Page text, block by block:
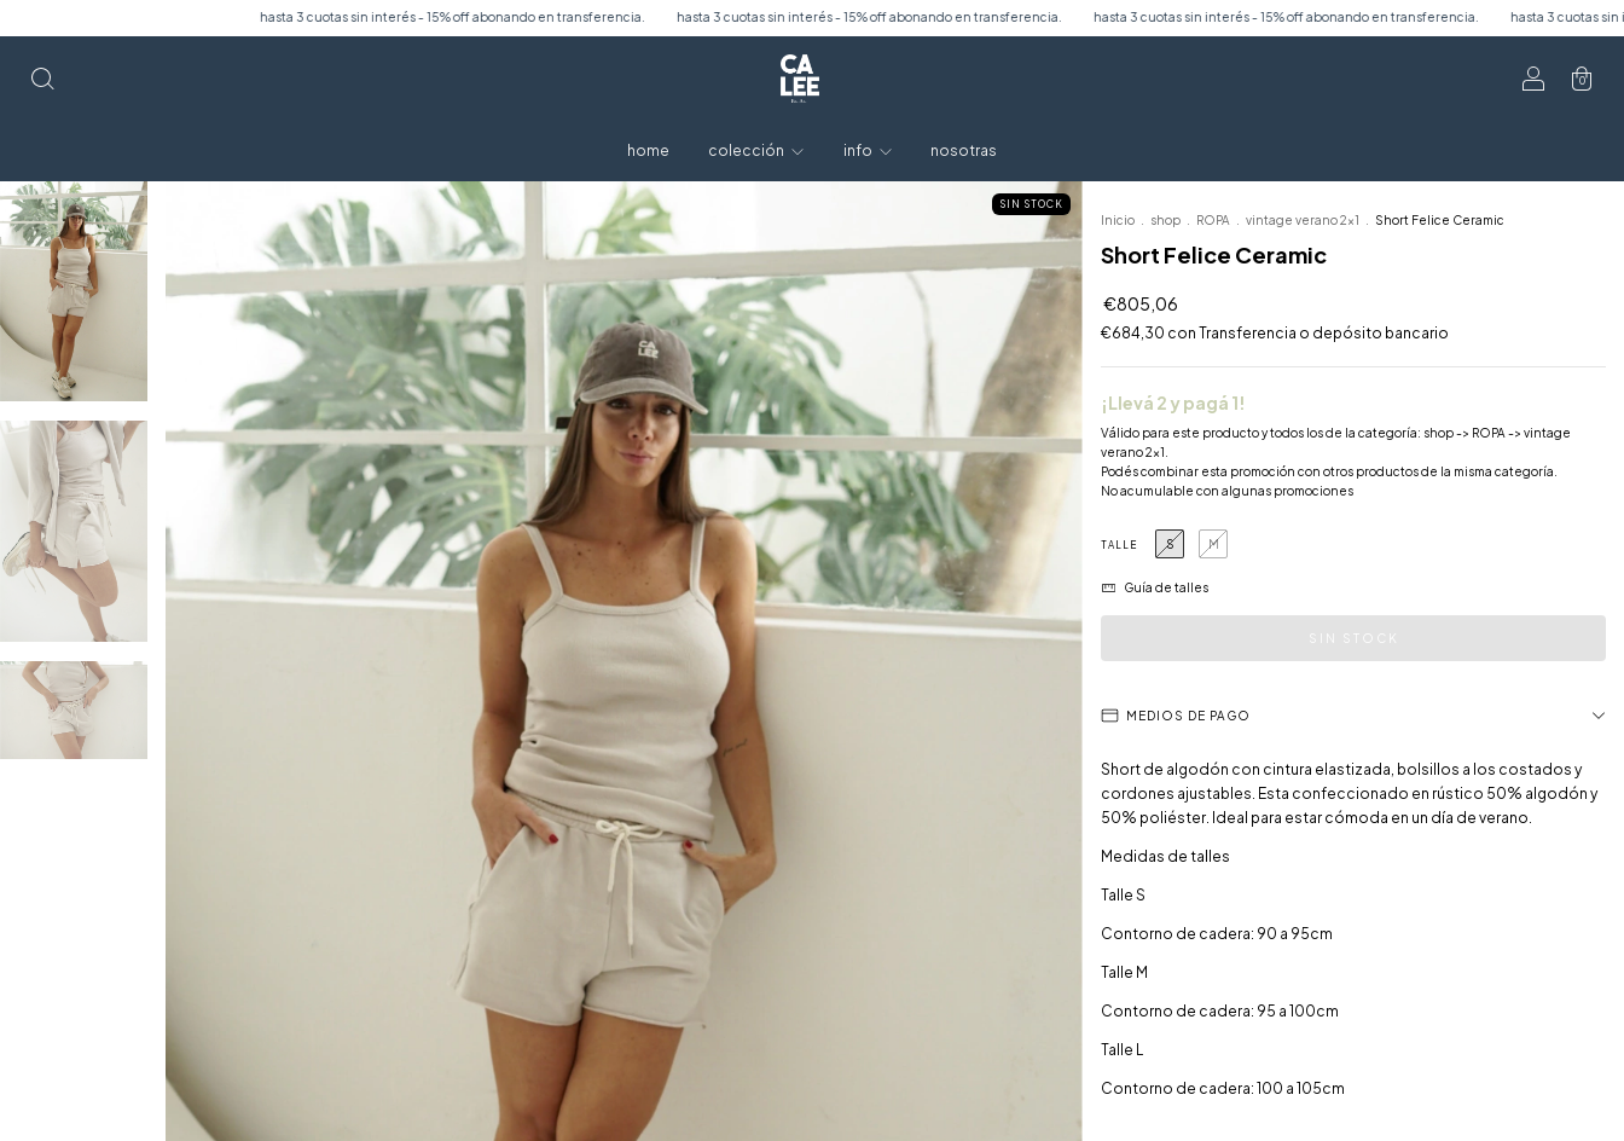
hasta 3 cuotas sin interés - 15% off abonando en transferencia. hasta 3 cuotas sin interés - 15% off abonando en transferencia. hasta 3 cuotas sin interés - 15% off abonando en transferencia. hasta 3 cuotas sin interés - 15% off abonando
0
home colección info nosotras
SIN STOCK
Inicio shop ROPA vintage verano 2x1 Short Felice Ceramic
Short Felice Ceramic
€805,06
€684,30 con Transferencia o depósito bancario
¡Llevá 2 y pagá 1!
Válido para este producto y todos los de la categoría: shop -> ROPA -> vintage
verano 2x1.
Podés combinar esta promoción con otros productos de la misma categoría.
No acumulable con algunas promociones
TALLE S M
Guía de talles
MEDIOS DE PAGO
Short de algodón con cintura elastizada, bolsillos a los costados y
cordones ajustables. Esta confeccionado en rústico 50% algodón y
50% poliéster. Ideal para estar cómoda en un día de verano.
Medidas de talles
Talle S
Contorno de cadera: 90 a 95cm
Talle M
Contorno de cadera: 95 a 100cm
Talle L
Contorno de cadera: 100 a 105cm